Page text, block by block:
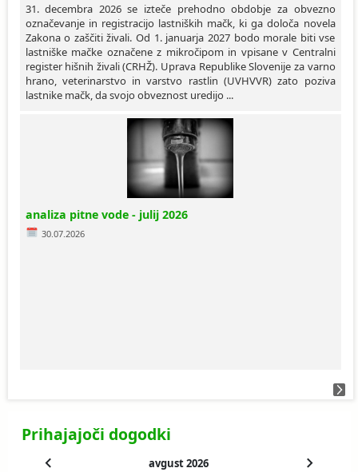
31. decembra 2026 se izteče prehodno obdobje za obvezno
označevanje in registracijo lastniških mačk, ki ga določa novela
Zakona o zaščiti živali. Od 1. januarja 2027 bodo morale biti vse
lastniške mačke označene z mikročipom in vpisane v Centralni
register hišnih živali (CRHŽ). Uprava Republike Slovenije za varno
hrano, veterinarstvo in varstvo rastlin (UVHVVR) zato poziva
lastnike mačk, da svojo obveznost uredijo ...
analiza pitne vode - julij 2026
30.07.2026
Prihajajoči dogodki
avgust 2026